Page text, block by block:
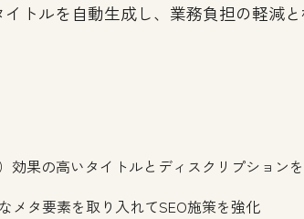
トルを自動生成し、業務負担の軽減
効果の高いタイトルとディスクリプション
メタ要素を取り入れてSEO施策を強化